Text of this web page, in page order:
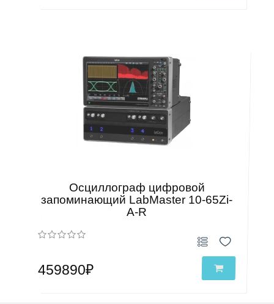
Осциллограф цифровой
запоминающий LabMaster 10-65Zi-
A-R
459890₽